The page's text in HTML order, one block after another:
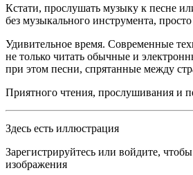
Кстати, прослушать музыку к песне
без музыкального инструмента,
Удивительное время. Современные
не только читать обычные и
при этом песни, спрятанные между
Приятного чтения, прослушивания и
Здесь есть иллюстрация
Зарегистрируйтесь или войдите,
изображения